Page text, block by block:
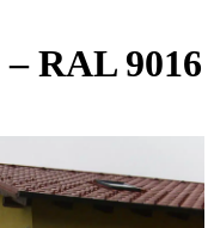
RAL 9016